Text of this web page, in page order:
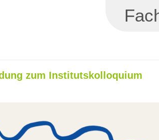
zum Institutskolloquium